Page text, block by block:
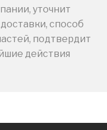
уточнит
способ
подтвердит
действия